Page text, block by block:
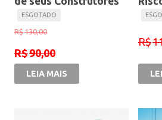
R$130,00
R$90,00
LEIA MAIS
R$